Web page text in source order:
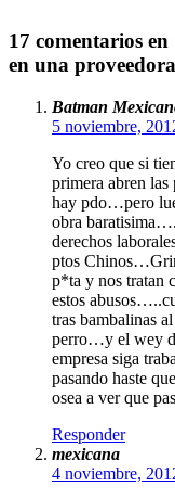
17 comentarios
en una
Batman
5 noviembre,
Yo creo que si
primera abren
hay pdo…pero
obra
derechos
ptos
p*ta y nos tratan
estos
tras bambalinas
perro…y el wey
empresa siga
pasando haste
osea a ver que
Responder
mexicana
4 noviembre,